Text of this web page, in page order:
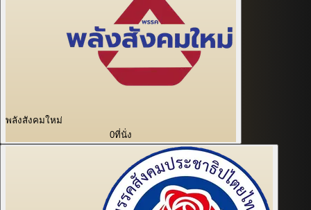
พลังสังคมใหม่
0ที่นั่ง